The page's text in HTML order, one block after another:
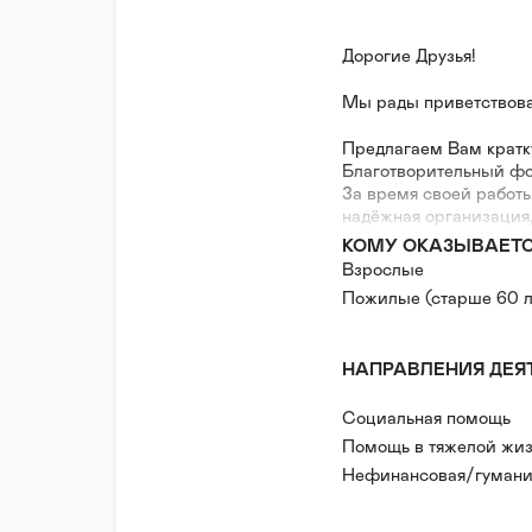
Дорогие Друзья!
Мы рады
Предлагаем Вам
Благотворительный
За время своей
надёжная
деятельность,
Фондом было успешно
программ. Одним из
является оказание
Тамбовской области.
помощи социально
НАША МИССИЯ -
КОМУ
Взрослые
Пожилые (старше 60
НАПРАВЛЕНИЯ
Социальная помощь
Помощь в тяжелой
Нефинансовая/